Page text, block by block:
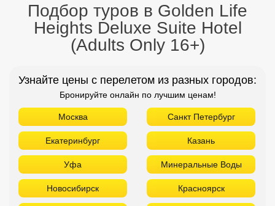
Подбор туров в Golden Life
Heights Deluxe Suite Hotel
(Adults Only 16+)
Узнайте цены с перелетом из разных городов:
Бронируйте онлайн по лучшим ценам!
Москва Санкт Петербург
Екатеринбург Казань
Уфа Минеральные Воды
Новосибирск Красноярск